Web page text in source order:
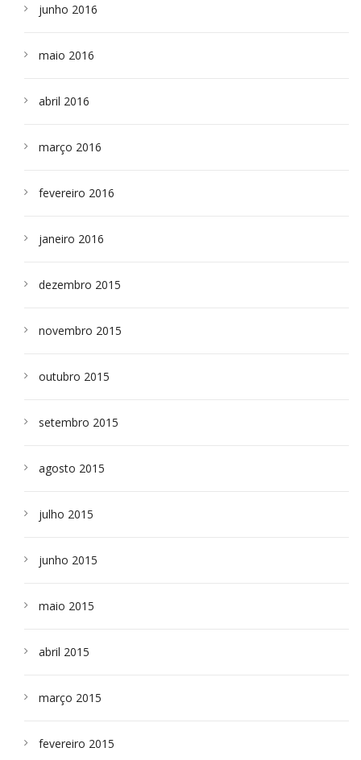
junho 2016
maio 2016
abril 2016
março 2016
fevereiro 2016
janeiro 2016
dezembro 2015
novembro 2015
outubro 2015
setembro 2015
agosto 2015
julho 2015
junho 2015
maio 2015
abril 2015
março 2015
fevereiro 2015